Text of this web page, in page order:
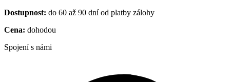
Dostupnost: do 60 až 90 dní od platby zálohy
Cena: dohodou
Spojení s námi